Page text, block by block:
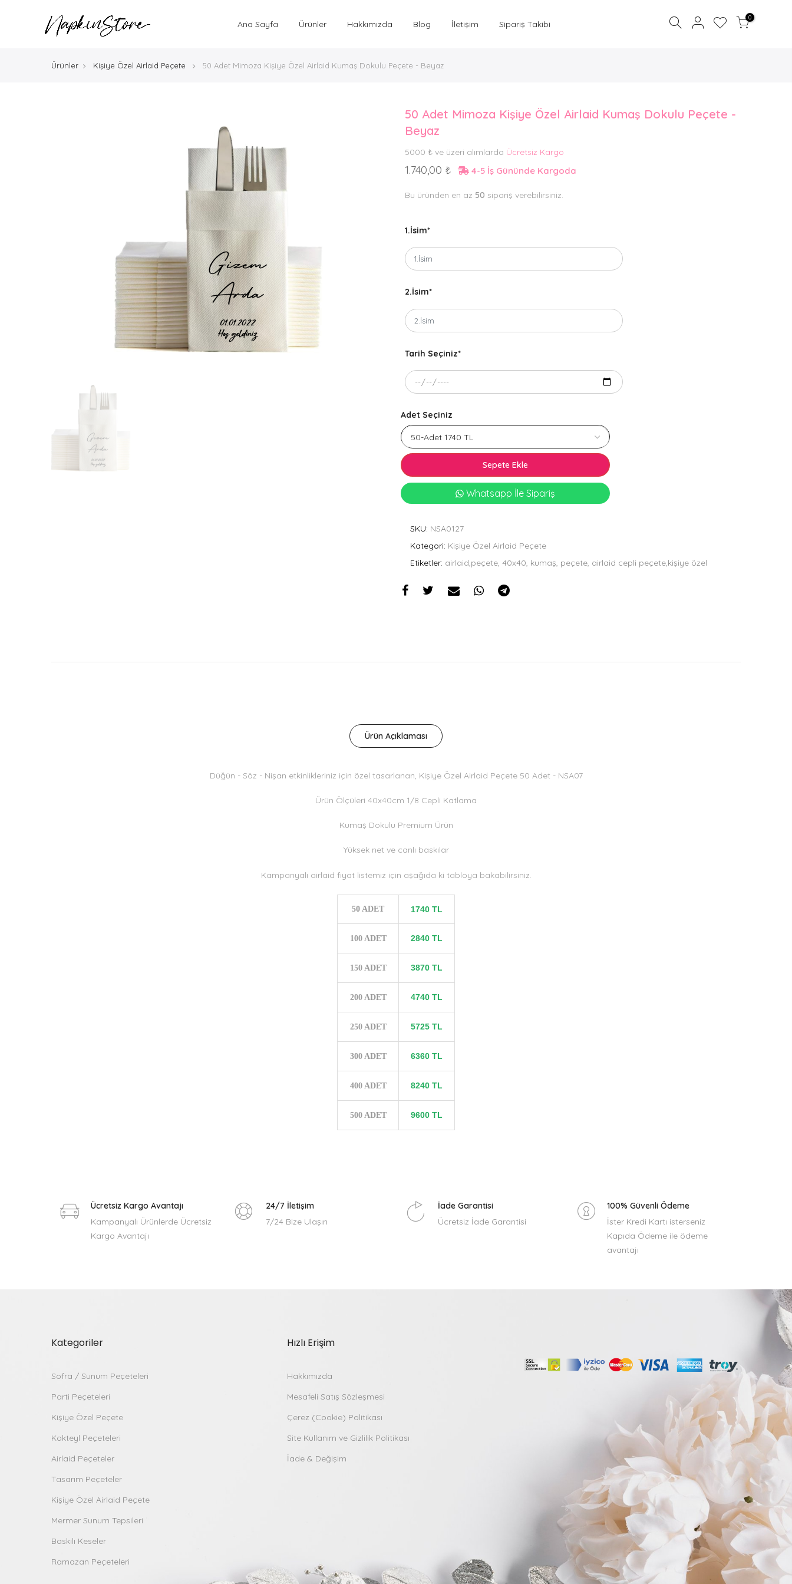
Ana Sayfa Ürünler Hakkımızda Blog İletişim Sipariş Takibi
0
Ürünler Kişiye Özel Airlaid Peçete 50 Adet Mimoza Kişiye Özel Airlaid Kumaş Dokulu Peçete - Beyaz
50 Adet Mimoza Kişiye Özel Airlaid Kumaş Dokulu Peçete -
Beyaz
5000 ₺ ve üzeri alımlarda Ücretsiz Kargo
1.740,00 ₺ 4-5 İş Gününde Kargoda
Bu üründen en az 50 sipariş verebilirsiniz.
1.İsim*
2.İsim*
Tarih Seçiniz*
Adet Seçiniz
Sepete Ekle
Whatsapp İle Sipariş
SKU: NSA0127
Kategori: Kişiye Özel Airlaid Peçete
Etiketler: airlaid,peçete, 40x40, kumaş, peçete, airlaid cepli peçete,kişiye özel
Ürün Açıklaması
Düğün - Söz - Nişan etkinlikleriniz için özel tasarlanan, Kişiye Özel Airlaid Peçete 50 Adet - NSA07
Ürün Ölçüleri 40x40cm 1/8 Cepli Katlama
Kumaş Dokulu Premium Ürün
Yüksek net ve canlı baskılar
Kampanyalı airlaid fiyat listemiz için aşağıda ki tabloya bakabilirsiniz.
50 ADET 1740 TL
100 ADET 2840 TL
150 ADET 3870 TL
200 ADET 4740 TL
250 ADET 5725 TL
300 ADET 6360 TL
400 ADET 8240 TL
500 ADET 9600 TL
Ücretsiz Kargo Avantajı
Kampanyalı Ürünlerde Ücretsiz
Kargo Avantajı
24/7 İletişim
7/24 Bize Ulaşın
İade Garantisi
Ücretsiz İade Garantisi
100% Güvenli Ödeme
İster Kredi Kartı isterseniz
Kapıda Ödeme ile ödeme
avantajı
Kategoriler
Sofra / Sunum Peçeteleri
Parti Peçeteleri
Kişiye Özel Peçete
Kokteyl Peçeteleri
Airlaid Peçeteler
Tasarım Peçeteler
Kişiye Özel Airlaid Peçete
Mermer Sunum Tepsileri
Baskılı Keseler
Ramazan Peçeteleri
Hızlı Erişim
Hakkımızda
Mesafeli Satış Sözleşmesi
Çerez (Cookie) Politikası
Site Kullanım ve Gizlilik Politikası
İade & Değişim
Sepetinize bir şey eklemediniz.